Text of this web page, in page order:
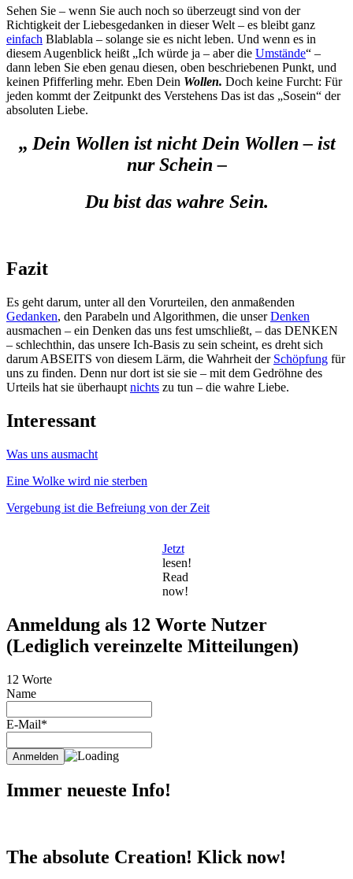
Sehen Sie – wenn Sie auch noch so überzeugt sind von der
Richtigkeit der Liebesgedanken in dieser Welt – es bleibt ganz
einfach Blablabla – solange sie es nicht leben. Und wenn es in
diesem Augenblick heißt „Ich würde ja – aber die Umstände“ –
dann leben Sie eben genau diesen, oben beschriebenen Punkt, und
keinen Pfifferling mehr. Eben Dein Wollen. Doch keine Furcht: Für
jeden kommt der Zeitpunkt des Verstehens Das ist das „Sosein“ der
absoluten Liebe.
„ Dein Wollen ist nicht Dein Wollen – ist
nur Schein –
Du bist das wahre Sein.
Fazit
Es geht darum, unter all den Vorurteilen, den anmaßenden
Gedanken, den Parabeln und Algorithmen, die unserDenken
ausmachen – ein Denken das uns fest umschließt, – das DENKEN
– schlechthin, das unsere Ich-Basis zu sein scheint, es dreht sich
darum ABSEITS von diesem Lärm, die Wahrheit der Schöpfung für
uns zu finden. Denn nur dort ist sie sie – mit dem Gedröhne des
Urteils hat sie überhaupt nichts zu tun – die wahre Liebe.
Interessant
Was uns ausmacht
Eine Wolke wird nie sterben
Vergebung ist die Befreiung von der Zeit
Jetzt
lesen!
Read
now!
Anmeldung als 12 Worte Nutzer
(Lediglich vereinzelte Mitteilungen)
12 Worte
Name
E-Mail*
Immer neueste Info!
The absolute Creation! Klick now!